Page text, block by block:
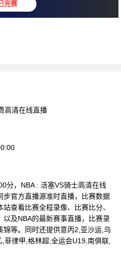
0 : 0 骑
高清在线直播
分，NBA : 活塞VS骑士高清在线
步官方直播源准时直播，比赛数据
查看比赛全程录像、比赛比分、
及NBA的最新赛事直播，比赛录
等。同时还提供意丙2,亚沙运,乌
菲律甲,格林超,全运会U19,南俱联,